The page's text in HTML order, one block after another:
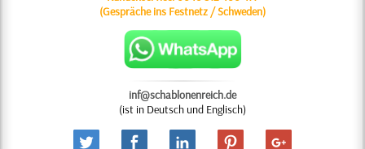
(Gespräche ins Festnetz / Schweden)
inf@schablonenreich.de
(ist in Deutsch und Englisch)